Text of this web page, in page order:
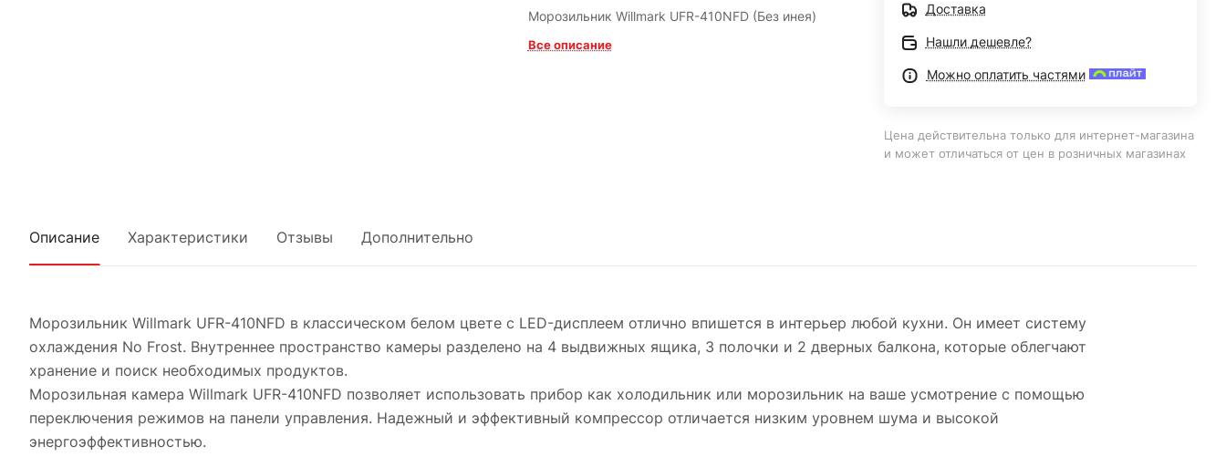
Морозильник Willmark UFR-410NFD (Без инея)
Все описание
Доставка
Нашли дешевле?
Можно оплатить частями
Цена действительна только для интернет-магазина
и может отличаться от цен в розничных магазинах
Описание Характеристики Отзывы Дополнительно
Морозильник Willmark UFR-410NFD в классическом белом цвете с LED-дисплеем отлично впишется в интерьер любой кухни. Он имеет систему
охлаждения No Frost. Внутреннее пространство камеры разделено на 4 выдвижных ящика, 3 полочки и 2 дверных балкона, которые облегчают
хранение и поиск необходимых продуктов.
Морозильная камера Willmark UFR-410NFD позволяет использовать прибор как холодильник или морозильник на ваше усмотрение с помощью
переключения режимов на панели управления. Надежный и эффективный компрессор отличается низким уровнем шума и высокой
энергоэффективностью.